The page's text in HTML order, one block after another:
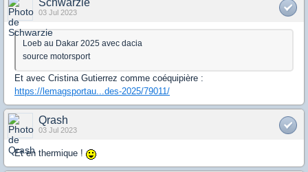
Schwarzie
03 Jul 2023
Loeb au Dakar 2025 avec dacia
source motorsport
Et avec Cristina Gutierrez comme coéquipière :
https://lemagsportau...des-2025/79011/
Qrash
03 Jul 2023
Et en thermique !